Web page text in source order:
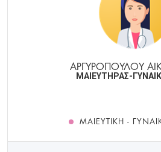
ΑΡΓΥΡΟΠΟΥΛΟΥ
ΜΑΙΕΥΤΗΡΑΣ-
ΜΑΙΕΥΤΙΚΉ -